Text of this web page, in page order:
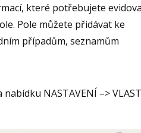
které potřebujete
Pole můžete přidávat ke
případům, seznamům
NASTAVENÍ –>